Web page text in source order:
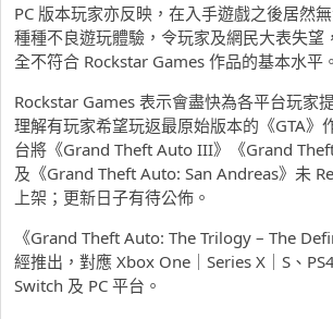
PC 版本玩家亦反映，在入手遊戲之後居然
種種不良遊玩體驗，令玩家及網民大表失望
全不符合 Rockstar Games 作品的基本水平。
Rockstar Games 表示會盡快為各平台玩家
理解有玩家希望玩返最原始版本的《GTA》
台將《Grand Theft Auto III》《Grand
及《Grand Theft Auto: San Andreas》未
上架；更新日子有待公佈。
《Grand Theft Auto: The Trilogy – The
經推出，對應 Xbox One ｜ Series X ｜ S 、
Switch 及 PC 平台。